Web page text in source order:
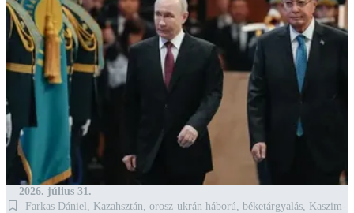
2026. július 31.
Farkas Dániel
Kazahsztán orosz-ukrán háború béketárgyalás
Kaszim-